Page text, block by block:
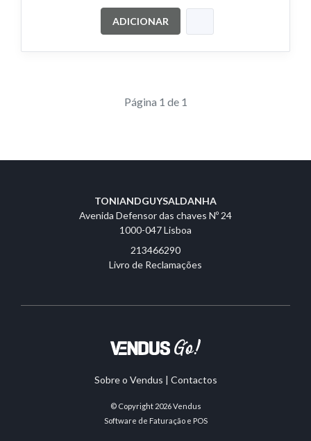
ADICIONAR
Página 1 de 1
TONIANDGUYSALDANHA
Avenida Defensor das chaves Nº 24
1000-047 Lisboa
213466290
Livro de Reclamações
Sobre o Vendus | Contactos
© Copyright 2026Vendus
Software de Faturação e POS